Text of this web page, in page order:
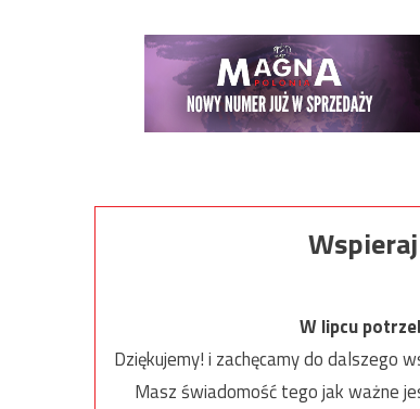
W lipcu
Dziękujemy! i zachęcamy do dalszego
Masz świadomość tego jak ważne